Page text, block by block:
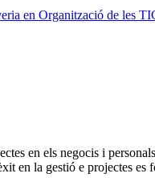
en Organització de les
en els negocis i
en la gestió e projectes